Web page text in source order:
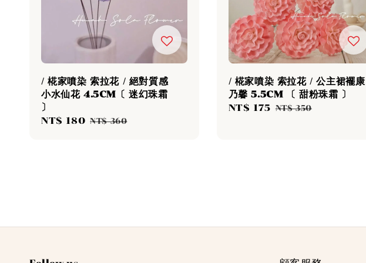
/ 椛家噴染 索拉花 / 絕對質感
小水仙花 4.5CM〔 迷幻珠霜
〕
Sale
NT$ 180 Regular
NT$ 360
/ 椛家噴染 索拉花 / 公主裙襬康
乃馨 5.5CM 〔 甜粉珠霜 〕
Sale
NT$ 175 Regular
NT$ 350